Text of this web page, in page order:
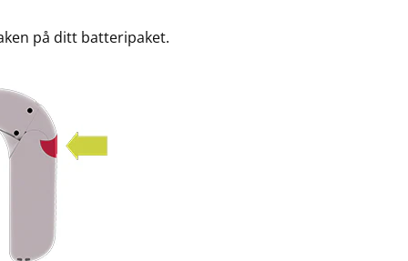
på ditt batteripaket.